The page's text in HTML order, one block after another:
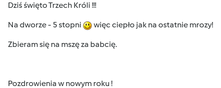
Dziś święto Trzech Króli !!!
Na dworze - 5 stopni więc ciepło jak na ostatnie mrozy!
Zbieram się na mszę za babcię.
Pozdrowienia w nowym roku !